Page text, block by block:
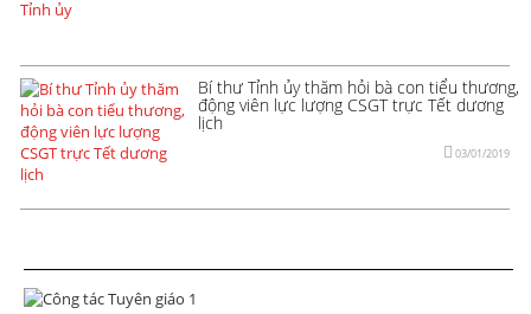
Bí thư Tỉnh ủy thăm hỏi bà con tiểu thương,
động viên lực lượng CSGT trực Tết dương
lịch
03/01/2019